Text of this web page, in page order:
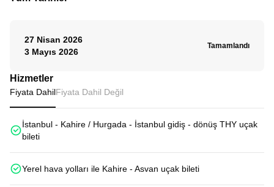
27 Nisan 2026
3 Mayıs 2026
Tamamlandı
Hizmetler
Fiyata DahilFiyata Dahil Değil
İstanbul - Kahire / Hurgada - İstanbul gidiş - dönüş THY uçak
bileti
Yerel hava yolları ile Kahire - Asvan uçak bileti